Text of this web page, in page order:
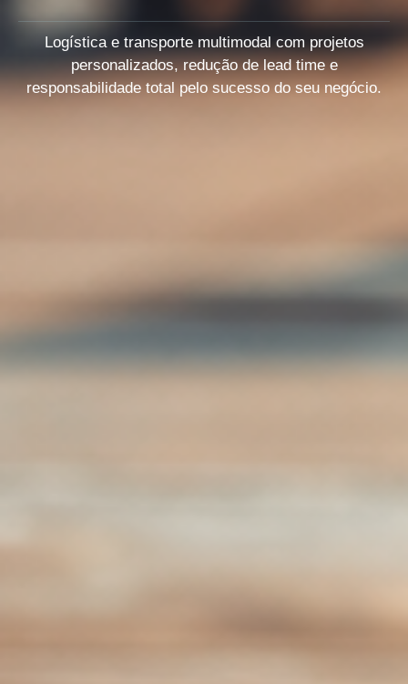
Logística e transporte multimodal com projetos
personalizados, redução de lead time e
responsabilidade total pelo sucesso do seu negócio.